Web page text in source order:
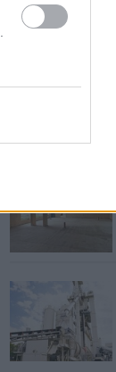
LEGFRISSEBB